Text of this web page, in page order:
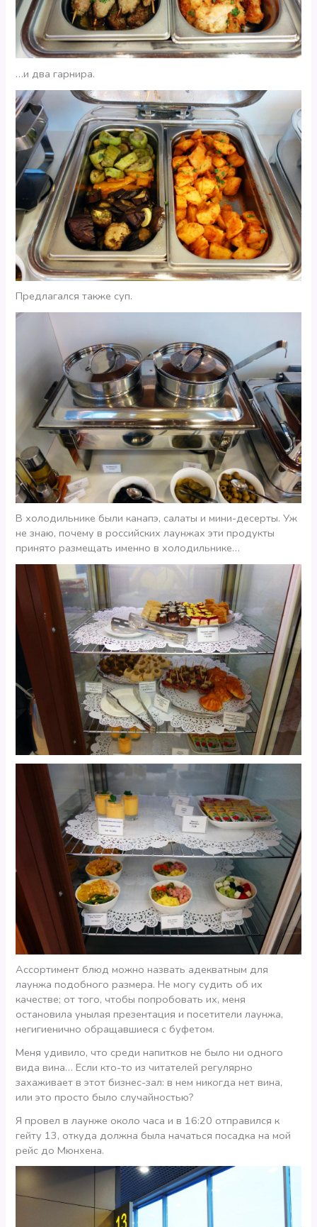
…и два гарнира.
Предлагался также суп.
В холодильнике были канапэ, салаты и мини-десерты. Уж
не знаю, почему в российских лаунжах эти продукты
принято размещать именно в холодильнике…
Ассортимент блюд можно назвать адекватным для
лаунжа подобного размера. Не могу судить об их
качестве; от того, чтобы попробовать их, меня
остановила унылая презентация и посетители лаунжа,
негигиенично обращавшиеся с буфетом.
Меня удивило, что среди напитков не было ни одного
вида вина… Если кто-то из читателей регулярно
захаживает в этот бизнес-зал: в нем никогда нет вина,
или это просто было случайностью?
Я провел в лаунже около часа и в 16:20 отправился к
гейту 13, откуда должна была начаться посадка на мой
рейс до Мюнхена.